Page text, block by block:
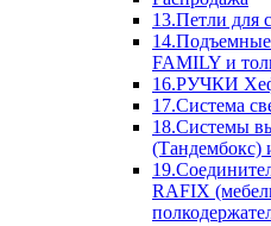
13.Петли для
FAMILY и
16.РУЧКИ
17.Система
18.Системы
RAFIX